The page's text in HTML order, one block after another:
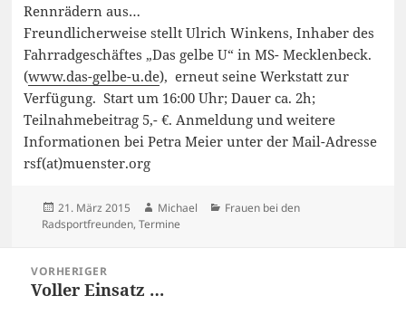
Rennrädern aus…
Freundlicherweise stellt Ulrich Winkens, Inhaber des
Fahrradgeschäftes „Das gelbe U“ in MS- Mecklenbeck.
(www.das-gelbe-u.de), erneut seine Werkstatt zur
Verfügung. Start um 16:00 Uhr; Dauer ca. 2h;
Teilnahmebeitrag 5,- €. Anmeldung und weitere
Informationen bei Petra Meier unter der Mail-Adresse
rsf(at)muenster.org
Veröffentlicht
am
21. März 2015 Autor
Michael Kategorien
Frauen bei den
Radsportfreunden, Termine
VORHERIGER
Vorheriger
Voller Einsatz …